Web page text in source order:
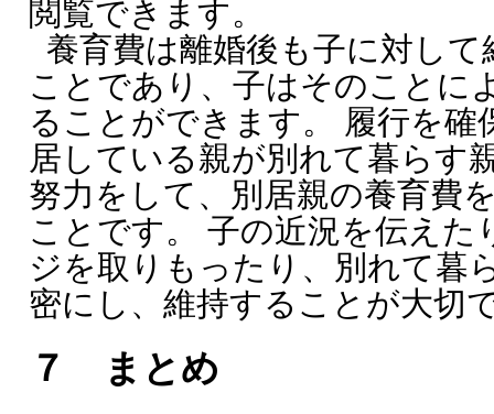
閲覧できます。
養育費は離婚後も子に対し
ことであり、子はそのことに
ることができます。 履行を確
居している親が別れて暮らす
努力をして、別居親の養育費
ことです。 子の近況を伝えた
ジを取りもったり、別れて暮
密にし、維持することが大切
７ まとめ